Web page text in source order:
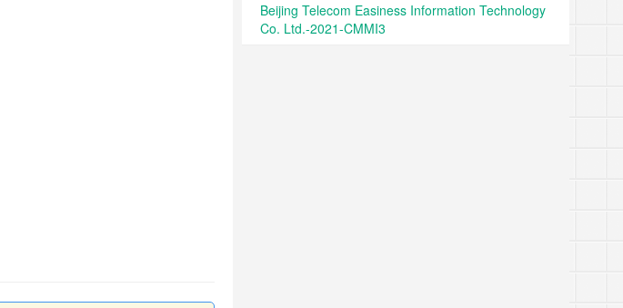
Beijing Telecom Easiness Information Technology
Co. Ltd.-2021-CMMI3